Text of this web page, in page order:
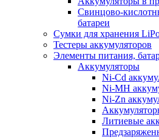
Свинцово-
батареи
Сумки для хранения
Тестеры аккумуляторов
Элементы питания,
Аккумуляторы
Ni-Cd
Ni-MH
Ni-Zn
Литиевые